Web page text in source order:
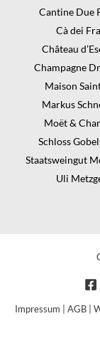
Cantine Due
Cà dei
Château
Champagne
Maison
Markus
Moët &
Schloss
Staatsweingut
Uli
Impressum AGB|